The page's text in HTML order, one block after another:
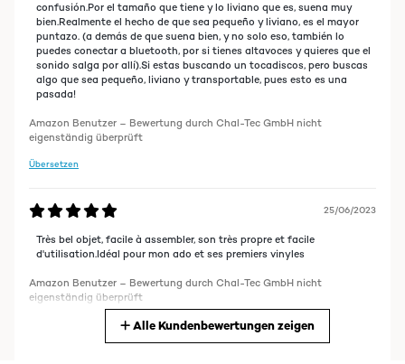
confusión.Por el tamaño que tiene y lo liviano que es, suena muy
bien.Realmente el hecho de que sea pequeño y liviano, es el mayor
puntazo. (a demás de que suena bien, y no solo eso, también lo
puedes conectar a bluetooth, por si tienes altavoces y quieres que el
sonido salga por allí).Si estas buscando un tocadiscos, pero buscas
algo que sea pequeño, liviano y transportable, pues esto es una
pasada!
Amazon Benutzer – Bewertung durch Chal-Tec GmbH nicht
eigenständig überprüft
Übersetzen
25/06/2023
Très bel objet, facile à assembler, son très propre et facile
d'utilisation.Idéal pour mon ado et ses premiers vinyles
Amazon Benutzer – Bewertung durch Chal-Tec GmbH nicht
eigenständig überprüft
Alle Kundenbewertungen zeigen